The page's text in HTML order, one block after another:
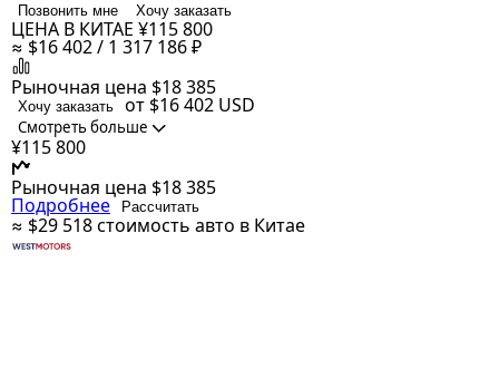
Позвонить мне
Хочу заказать
ЦЕНА В КИТАЕ ¥115 800
≈ $16 402 / 1 317 186 ₽
Рыночная цена $18 385
Хочу заказать от $16 402 USD
Смотреть больше
¥115 800
Рыночная цена $18 385
Подробнее Рассчитать
≈ $29 518стоимость авто в Китае